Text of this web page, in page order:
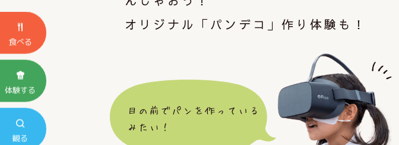
食べる
体験する
観る
オリジナル「パンデコ」作り体験も！